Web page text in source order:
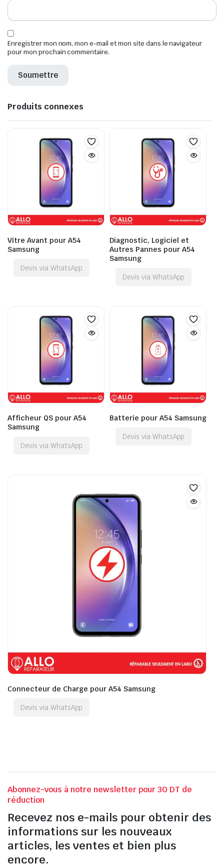
Enregistrer mon nom, mon e-mail et mon site dans le navigateur
pour mon prochain commentaire.
Produits connexes
Vitre Avant pour A54
Samsung
Devis via WhatsApp
Diagnostic, Logiciel et
Autres Pannes pour A54
Samsung
Devis via WhatsApp
Afficheur QS pour A54
Samsung
Devis via WhatsApp
Batterie pour A54 Samsung
Devis via WhatsApp
Connecteur de Charge pour A54 Samsung
Devis via WhatsApp
Abonnez-vous à notre newsletter pour 30 DT de
réduction
Recevez nos e-mails pour obtenir des
informations sur les nouveaux
articles, les ventes et bien plus
encore.